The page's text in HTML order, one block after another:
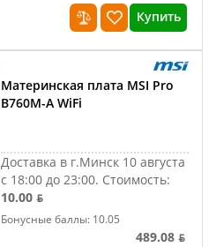
Купить
Материнская плата MSI Pro
B760M-A WiFi
Доставка в г.Минск 10 августа
с 18:00 до 23:00. Стоимость:
10.00 ƃ
Бонусные баллы: 10.05
489.08 ƃ